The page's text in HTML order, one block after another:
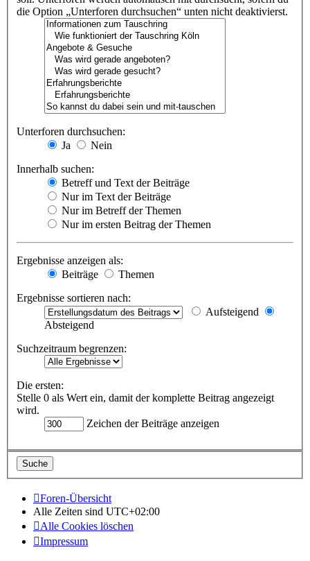
die Option „Unterforen durchsuchen“ unten nicht deaktivierst.
Unterforen durchsuchen:
Ja
Nein
Innerhalb suchen:
Betreff und Text der Beiträge
Nur im Text der Beiträge
Nur im Betreff der Themen
Nur im ersten Beitrag der Themen
Ergebnisse anzeigen als:
Beiträge
Themen
Ergebnisse sortieren nach:
Aufsteigend
Absteigend
Suchzeitraum begrenzen:
Die ersten:
Stelle 0 als Wert ein, damit der komplette Beitrag angezeigt
wird.
Zeichen der Beiträge anzeigen
Foren-Übersicht
Alle Zeiten sind UTC+02:00
Alle Cookies löschen
Impressum